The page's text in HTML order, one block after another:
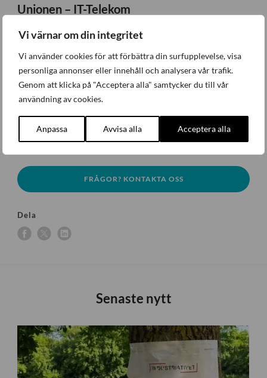
Vi värnar om din integritet
Vi använder cookies för att förbättra din surfupplevelse, visa
personliga annonser eller innehåll och analysera vår trafik.
Genom att klicka på "Acceptera alla" samtycker du till vår
användning av cookies.
Anpassa Avvisa alla Acceptera alla
Unionen – IT-Telekom
Protokollet hittar duhär.
Övriga avtal med Unionen
Dessa avtal förväntas bli klara inom de närmaste dagarna och
vi kommer med närmare information så snart avtalen är på
FRÅGOR? KONTAKTA OSS
Dela
Senaste nytt